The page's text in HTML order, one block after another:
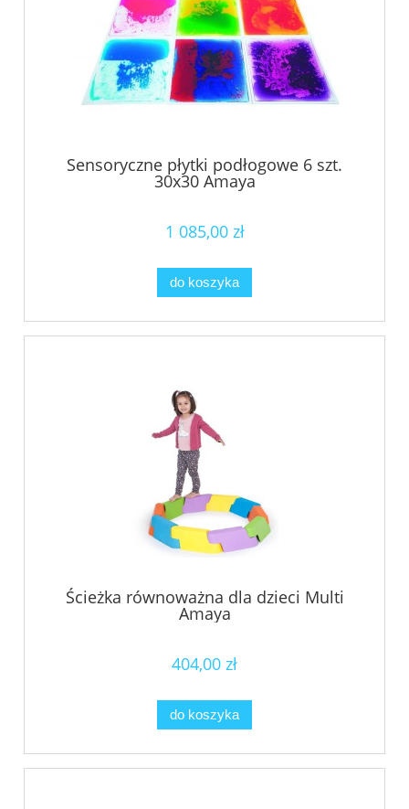
Sensoryczne płytki podłogowe 6 szt.
30x30 Amaya
1 085,00 zł
do koszyka
Ścieżka równoważna dla dzieci Multi
Amaya
404,00 zł
do koszyka